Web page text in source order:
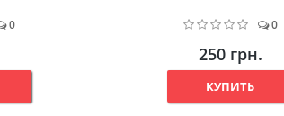
0 0
250 грн.
КУПИТЬ